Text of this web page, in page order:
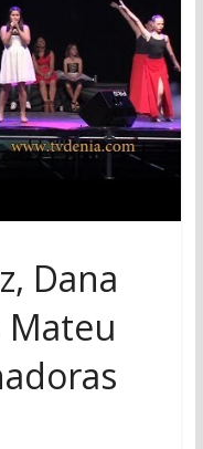
Dana
Mateu